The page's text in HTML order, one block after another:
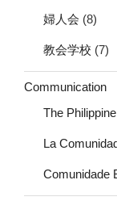
婦人会 (8)
教会学校 (7)
Communication
The
La
Comunidade